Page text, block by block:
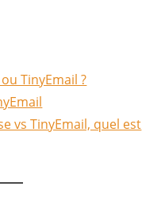
TinyEmail ?
vs TinyEmail, quel est